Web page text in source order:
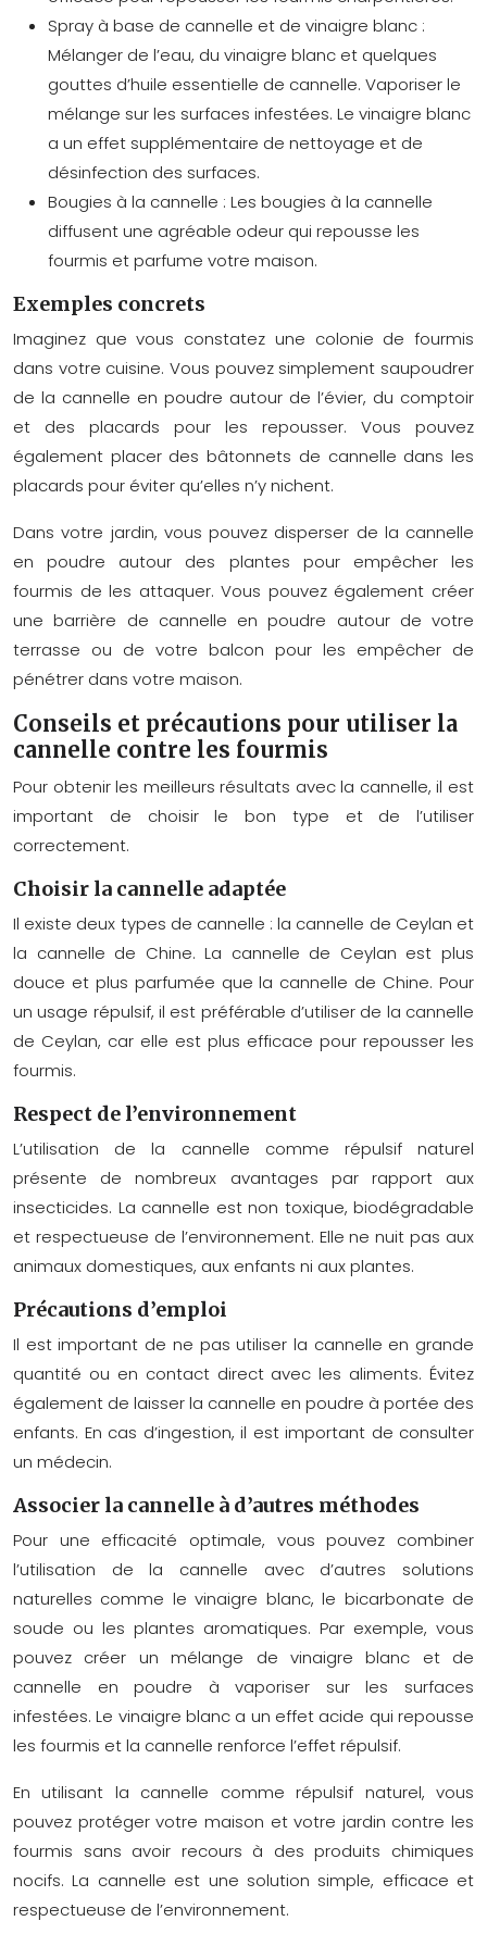
Spray à base de cannelle et de vinaigre blanc :
Mélanger de l’eau, du vinaigre blanc et quelques
gouttes d’huile essentielle de cannelle. Vaporiser le
mélange sur les surfaces infestées. Le vinaigre blanc
a un effet supplémentaire de nettoyage et de
désinfection des surfaces.
Bougies à la cannelle : Les bougies à la cannelle
diffusent une agréable odeur qui repousse les
fourmis et parfume votre maison.
Exemples concrets
Imaginez que vous constatez une colonie de fourmis
dans votre cuisine. Vous pouvez simplement saupoudrer
de la cannelle en poudre autour de l’évier, du comptoir
et des placards pour les repousser. Vous pouvez
également placer des bâtonnets de cannelle dans les
placards pour éviter qu’elles n’y nichent.
Dans votre jardin, vous pouvez disperser de la cannelle
en poudre autour des plantes pour empêcher les
fourmis de les attaquer. Vous pouvez également créer
une barrière de cannelle en poudre autour de votre
terrasse ou de votre balcon pour les empêcher de
pénétrer dans votre maison.
Conseils et précautions pour utiliser la
cannelle contre les fourmis
Pour obtenir les meilleurs résultats avec la cannelle, il est
important de choisir le bon type et de l’utiliser
correctement.
Choisir la cannelle adaptée
Il existe deux types de cannelle : la cannelle de Ceylan et
la cannelle de Chine. La cannelle de Ceylan est plus
douce et plus parfumée que la cannelle de Chine. Pour
un usage répulsif, il est préférable d’utiliser de la cannelle
de Ceylan, car elle est plus efficace pour repousser les
fourmis.
Respect de l’environnement
L’utilisation de la cannelle comme répulsif naturel
présente de nombreux avantages par rapport aux
insecticides. La cannelle est non toxique, biodégradable
et respectueuse de l’environnement. Elle ne nuit pas aux
animaux domestiques, aux enfants ni aux plantes.
Précautions d’emploi
Il est important de ne pas utiliser la cannelle en grande
quantité ou en contact direct avec les aliments. Évitez
également de laisser la cannelle en poudre à portée des
enfants. En cas d’ingestion, il est important de consulter
un médecin.
Associer la cannelle à d’autres méthodes
Pour une efficacité optimale, vous pouvez combiner
l’utilisation de la cannelle avec d’autres solutions
naturelles comme le vinaigre blanc, le bicarbonate de
soude ou les plantes aromatiques. Par exemple, vous
pouvez créer un mélange de vinaigre blanc et de
cannelle en poudre à vaporiser sur les surfaces
infestées. Le vinaigre blanc a un effet acide qui repousse
les fourmis et la cannelle renforce l’effet répulsif.
En utilisant la cannelle comme répulsif naturel, vous
pouvez protéger votre maison et votre jardin contre les
fourmis sans avoir recours à des produits chimiques
nocifs. La cannelle est une solution simple, efficace et
respectueuse de l’environnement.